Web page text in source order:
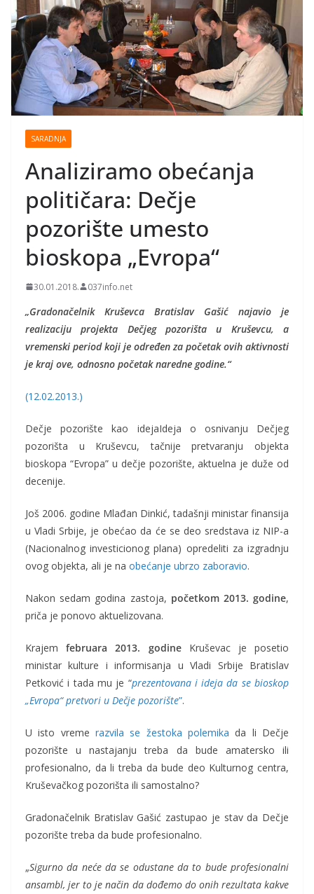
SARADNJA
Analiziramo obećanja
političara: Dečje
pozorište umesto
bioskopa „Evropa“
30.01.2018. 037info.net
„Gradonačelnik Kruševca Bratislav Gašić najavio je
realizaciju projekta Dečjeg pozorišta u Kruševcu, a
vremenski period koji je određen za početak ovih aktivnosti
je kraj ove, odnosno početak naredne godine.“
(12.02.2013.)
Dečje pozorište kao idejaIdeja o osnivanju Dečjeg
pozorišta u Kruševcu, tačnije pretvaranju objekta
bioskopa “Evropa” u dečje pozorište, aktuelna je duže od
decenije.
Još 2006. godine Mlađan Dinkić, tadašnji ministar finansija
u Vladi Srbije, je obećao da će se deo sredstava iz NIP-a
(Nacionalnog investicionog plana) opredeliti za izgradnju
ovog objekta, ali je na obećanje ubrzo zaboravio.
Nakon sedam godina zastoja, početkom 2013. godine,
priča je ponovo aktuelizovana.
Krajemfebruara 2013. godineKruševac je posetio
ministar kulture i informisanja u Vladi Srbije Bratislav
Petković i tada mu je “prezentovana i ideja da se bioskop
„Evropa“ pretvori u Dečje pozorište”.
U isto vreme razvila se žestoka polemika da li Dečje
pozorište u nastajanju treba da bude amatersko ili
profesionalno, da li treba da bude deo Kulturnog centra,
Kruševačkog pozorišta ili samostalno?
Gradonačelnik Bratislav Gašić zastupao je stav da Dečje
pozorište treba da bude profesionalno.
„Sigurno da neće da se odustane da to bude profesionalni
ansambl, jer to je način da dođemo do onih rezultata kakve